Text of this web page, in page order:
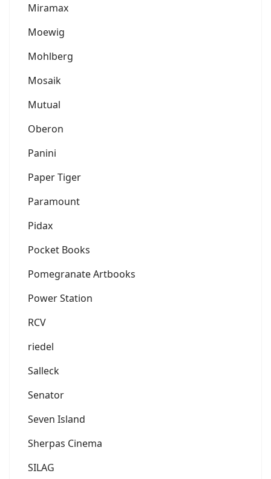
Miramax
Moewig
Mohlberg
Mosaik
Mutual
Oberon
Panini
Paper Tiger
Paramount
Pidax
Pocket Books
Pomegranate Artbooks
Power Station
RCV
riedel
Salleck
Senator
Seven Island
Sherpas Cinema
SILAG